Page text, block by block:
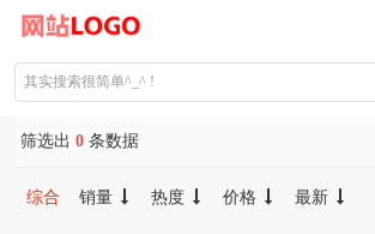
筛选出 0 条数据
综合 销量 热度 价格 最新